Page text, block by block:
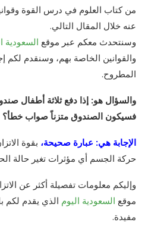
من كتاب العلوم في درس القوة
عنه خلال المقال التالي.
وسنتحدث معكم عبر موقع السعودية
والقوانين الخاصة بهم، وسنقدم لكم
المطروح.
والسؤال هو: إذا دفع ثلاثة أطفال
فسيكون الصندوق متزناً صواب خطأ؟
الإجابة هي: عبارة صحيحة، بقوة
حركة الجسم أي مؤثرات تغير حالة
وإليكم معلومات تفصيلة أكثر عن
موقع السعودية اليوم الذي يقدم لكم
مفيدة.